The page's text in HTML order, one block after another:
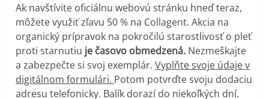
Ak navštívite oficiálnu webovú stránku hneď teraz,
môžete využiť zľavu 50 % na Collagent. Akcia na
organický prípravok na pokročilú starostlivosť o pleť
proti starnutiu je časovo obmedzená. Nezmeškajte
a zabezpečte si svoj exemplár.Vyplňte svoje údaje v
digitálnom formulári. Potom potvrďte svoju dodaciu
adresu telefonicky. Balík dorazí do niekoľkých dní.